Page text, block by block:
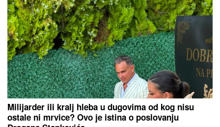
Ovako su SESTRE AHMIĆ izgledale
pre svih OPERACIJA! Isplivala
njihova fotografija iz noćnog
provoda, ZIFT CRNE KOSE, niko ne
bi rekao da su OVO ONE! (FOTO)